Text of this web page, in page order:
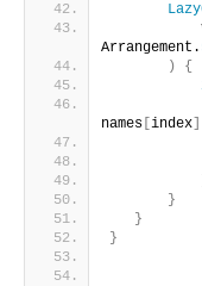
Arrangement.
)
{
names index
}
}
}